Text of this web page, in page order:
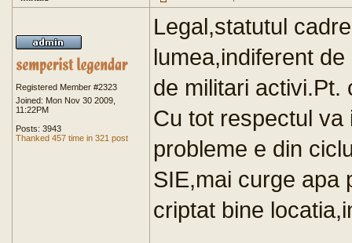
Registered Member #2323
Joined: Mon Nov 30 2009,
11:22PM
Posts: 3943
Thanked 457 time in 321 post
Legal,statutul
lumea,indiferent
de militari activi.Pt.
Cu tot respectul
probleme e din
SIE,mai curge apa
criptat bine